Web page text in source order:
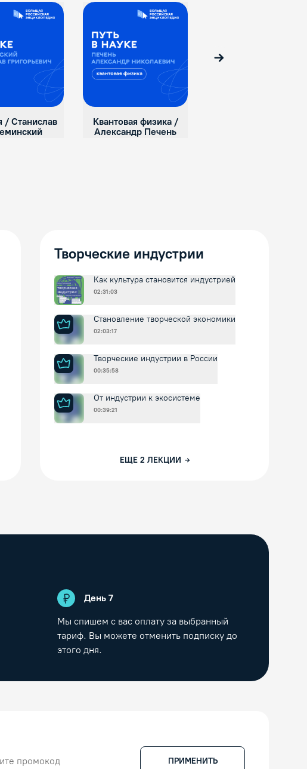
/ Станислав
Квантовая физика /
Александр Печень
Вперед
Творческие индустрии
Как культура становится индустрией
02:31:03
Становление творческой экономики
02:03:17
Творческие индустрии в России
00:35:58
От индустрии к экосистеме
00:39:21
ЕЩЕ 2 ЛЕКЦИИ
День7
Мы спишем с вас оплату за выбранный
тариф. Вы можете отменить подписку до
этого дня.
ПРИМЕНИТЬ